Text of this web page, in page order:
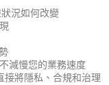
況如何改變
減慢您的業務速度
接將隱私、合規和治理